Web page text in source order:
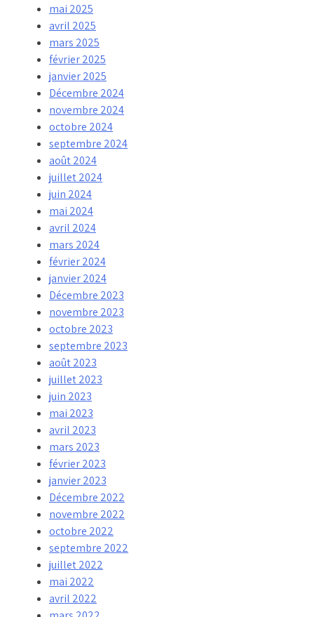
mai 2025
avril 2025
mars 2025
février 2025
janvier 2025
Décembre 2024
novembre 2024
octobre 2024
septembre 2024
août 2024
juillet 2024
juin 2024
mai 2024
avril 2024
mars 2024
février 2024
janvier 2024
Décembre 2023
novembre 2023
octobre 2023
septembre 2023
août 2023
juillet 2023
juin 2023
mai 2023
avril 2023
mars 2023
février 2023
janvier 2023
Décembre 2022
novembre 2022
octobre 2022
septembre 2022
juillet 2022
mai 2022
avril 2022